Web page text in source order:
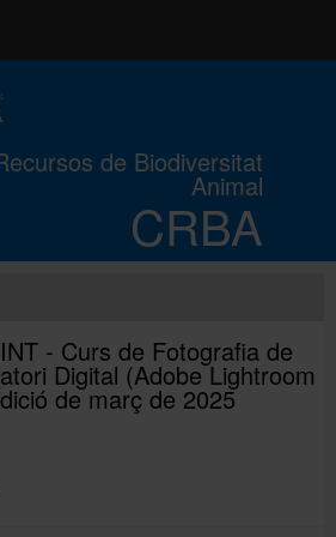
de Biodiversitat
Animal
CRBA
Cursos
- Curs de Fotografia de
Digital (Adobe Lightroom
de març de 2025